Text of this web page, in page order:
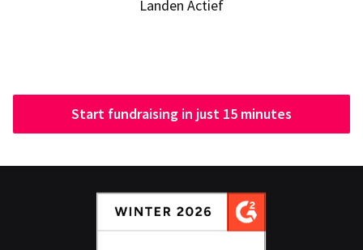
Landen Actief
Start fundraising in just 15 minutes